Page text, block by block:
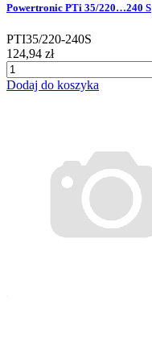
Powertronic PTi 35/220…240 S
PTI35/220-240S
124,94 zł
Dodaj do koszyka